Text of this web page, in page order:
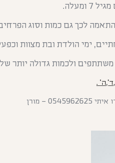
לכך גם כמות וסוג
ימי הולדת ובת מצוות
.
– מורן